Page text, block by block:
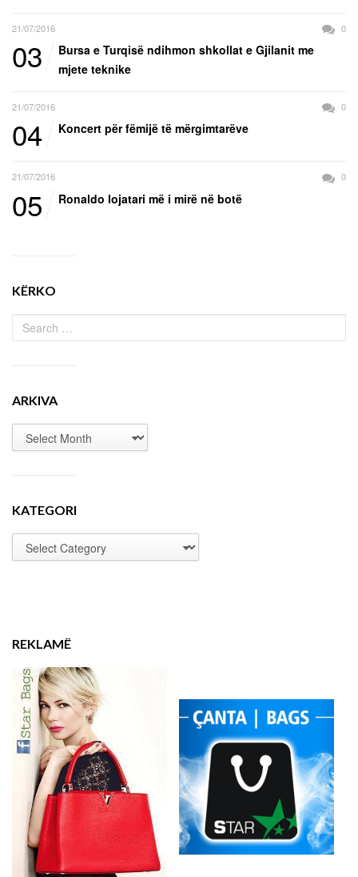
21/07/2016 0
03
Bursa e Turqisë ndihmon shkollat e Gjilanit me
mjete teknike
21/07/2016 0
04 Koncert për fëmijë të mërgimtarëve
21/07/2016 0
05 Ronaldo lojatari më i mirë në botë
KËRKO
ARKIVA
KATEGORI
REKLAMË